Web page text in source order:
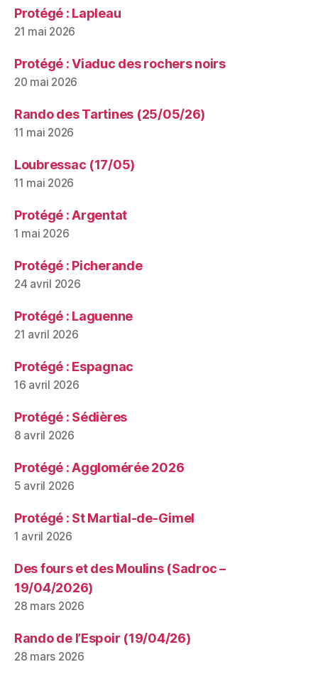
Protégé : Lapleau
21 mai 2026
Protégé : Viaduc des rochers noirs
20 mai 2026
Rando des Tartines (25/05/26)
11 mai 2026
Loubressac (17/05)
11 mai 2026
Protégé : Argentat
1 mai 2026
Protégé : Picherande
24 avril 2026
Protégé : Laguenne
21 avril 2026
Protégé : Espagnac
16 avril 2026
Protégé : Sédières
8 avril 2026
Protégé : Agglomérée 2026
5 avril 2026
Protégé : St Martial-de-Gimel
1 avril 2026
Des fours et des Moulins (Sadroc –
19/04/2026)
28 mars 2026
Rando de l’Espoir (19/04/26)
28 mars 2026